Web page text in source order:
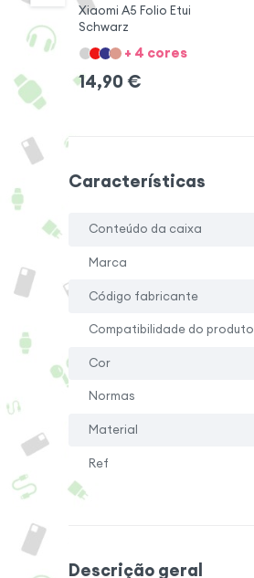
Xiaomi A5 Folio Etui
Schwarz
+ 4 cores
14,90 €
Características
Conteúdo da caixa
Marca
Código fabricante
Compatibilidade do produto
Cor
Normas
Material
Ref
Descrição geral